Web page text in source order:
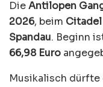
DieAntilopen
2026, beim
Spandau. Beginn
66,98 Euro
Musikalisch dürfte